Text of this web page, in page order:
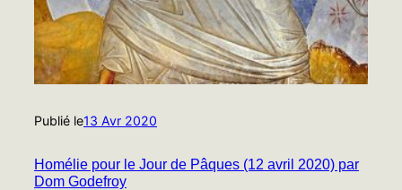
Publié le13 Avr 2020
Homélie pour le Jour de Pâques (12 avril 2020) par
Dom Godefroy